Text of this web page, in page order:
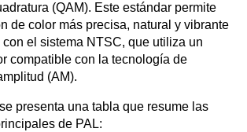
(QAM). Este estándar permite
de color más precisa, natural y vibrante
el sistema NTSC, que utiliza un
compatible con la tecnología de
(AM).
presenta una tabla que resume las
de PAL: